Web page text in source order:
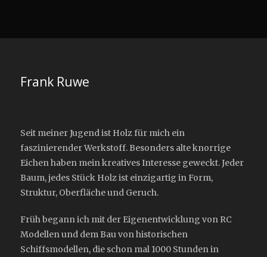
Frank Ruwe
Seit meiner Jugend ist Holz für mich ein
faszinierender Werkstoff. Besonders alte knorrige
Eichen haben mein kreatives Interesse geweckt. Jeder
Baum, jedes Stück Holz ist einzigartig in Form,
Struktur, Oberfläche und Geruch.
Früh begann ich mit der Eigenentwicklung von RC
Modellen und dem Bau von historischen
Schiffsmodellen, die schon mal 1000 Stunden in